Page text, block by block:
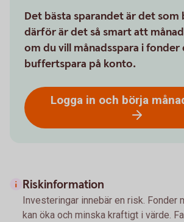
Det bästa sparandet är det som
därför är det så smart att
om du vill månadsspara i fonder
buffertspara på konto.
Logga in och börja
Riskinformation
Investeringar innebär en risk. Fonder
kan öka och minska kraftigt i värde.